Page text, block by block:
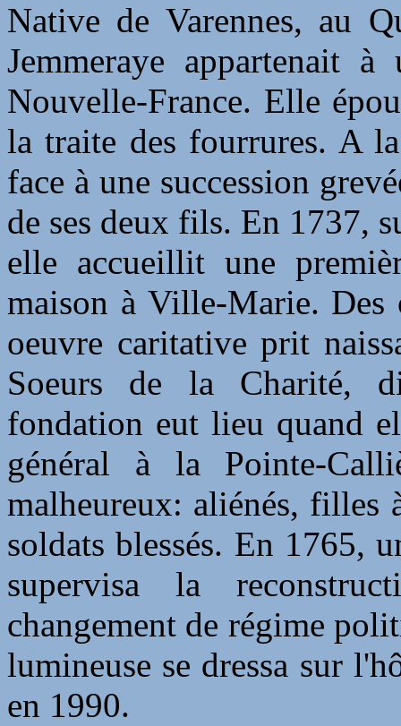
Native de Varennes, au
Jemmeraye appartenait
Nouvelle-France. Elle
la traite des fourrures. A
face à une succession
de ses deux fils. En 1737,
elle accueillit une
maison à Ville-Marie. Des
oeuvre caritative prit
Soeurs de la Charité,
fondation eut lieu quand
général à la Pointe-
malheureux: aliénés, filles
soldats blessés. En 1765,
supervisa la
changement de régime
lumineuse se dressa sur
en 1990.